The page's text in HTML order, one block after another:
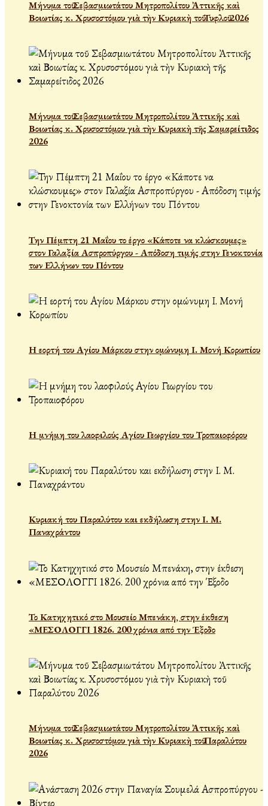
Μήνυμα τοῦ Σεβασμιωτάτου Μητροπολίτου Ἀττικῆς καὶ
Βοιωτίας κ. Χρυσοστόμου γιὰ τὴν Κυριακὴ τοῦ Τυφλοῦ 2026
Μήνυμα τοῦ Σεβασμιωτάτου Μητροπολίτου Ἀττικῆς καὶ
Βοιωτίας κ. Χρυσοστόμου γιὰ τὴν Κυριακὴ τῆς Σαμαρείτιδος
2026
Την Πέμπτη 21 Μαΐου το έργο «Κάποτε να κλώσκουμες»
στον Γαλαξία Ασπροπύργου - Απόδοση τιμής στην Γενοκτονία
των Ελλήνων του Πόντου
Η εορτή του Αγίου Μάρκου στην ομώνυμη Ι. Μονή Κορωπίου
Η μνήμη του λαοφιλούς Αγίου Γεωργίου του Τροπαιοφόρου
Κυριακή του Παραλύτου και εκδήλωση στην Ι. Μ.
Παναχράντου
Το Κατηχητικό στο Μουσείο Μπενάκη, στην έκθεση
«ΜΕΣΟΛΟΓΓΙ 1826. 200 χρόνια από την Έξοδο
Μήνυμα τοῦ Σεβασμιωτάτου Μητροπολίτου Ἀττικῆς καὶ
Βοιωτίας κ. Χρυσοστόμου γιὰ τὴν Κυριακὴ τοῦ Παραλύτου
2026